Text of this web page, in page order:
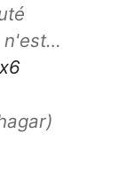
n'est…